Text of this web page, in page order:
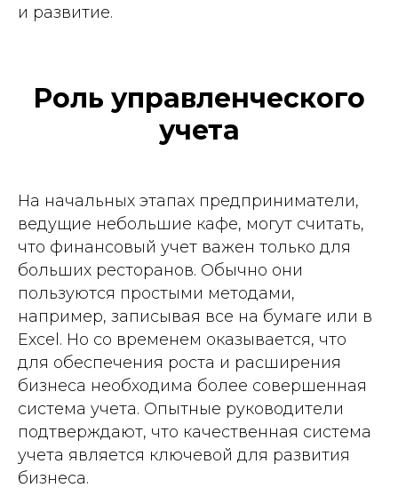
и развитие.
Роль управленческого
учета
На начальных этапах предприниматели,
ведущие небольшие кафе, могут считать,
что финансовый учет важен только для
больших ресторанов. Обычно они
пользуются простыми методами,
например, записывая все на бумаге или в
Excel. Но со временем оказывается, что
для обеспечения роста и расширения
бизнеса необходима более совершенная
система учета. Опытные руководители
подтверждают, что качественная система
учета является ключевой для развития
бизнеса.